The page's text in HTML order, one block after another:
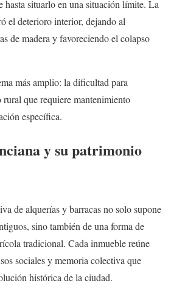
hasta situarlo en una situación límite. La
el deterioro interior, dejando al
de madera y favoreciendo el colapso
más amplio: la dificultad para
que requiere mantenimiento
específica.
y su patrimonio
de alquerías y barracas no solo supone
sino también de una forma de
tradicional. Cada inmueble reúne
sociales y memoria colectiva que
histórica de la ciudad.